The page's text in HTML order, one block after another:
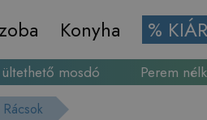
Konyha %
mosdó Perem
Rácsok